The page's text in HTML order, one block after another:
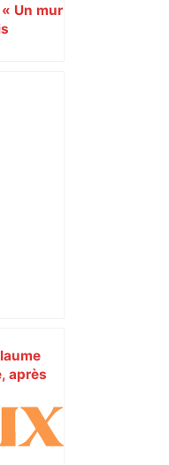
Un mur
après